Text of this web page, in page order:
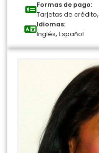
Formas de pago:
Tarjetas de crédito,
Idiomas:
Inglés, Español